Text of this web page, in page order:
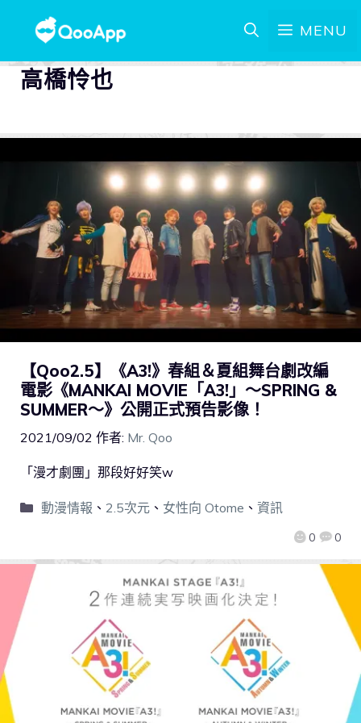
MENU
高橋怜也
【Qoo2.5】《A3!》春組＆夏組舞台劇改編
電影《MANKAI MOVIE「A3!」～SPRING &
SUMMER～》公開正式預告影像！
2021/09/02 作者: Mr. Qoo
0 0
「漫才劇團」那段好好笑w
動漫情報 、 2.5次元、 女性向 Otome 、 資訊